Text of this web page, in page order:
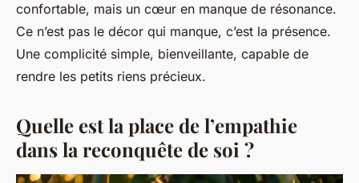
confortable, mais un cœur en manque de résonance.
Ce n’est pas le décor qui manque, c’est la présence.
Une complicité simple, bienveillante, capable de
rendre les petits riens précieux.
Quelle est la place de l’empathie
dans la reconquête de soi ?